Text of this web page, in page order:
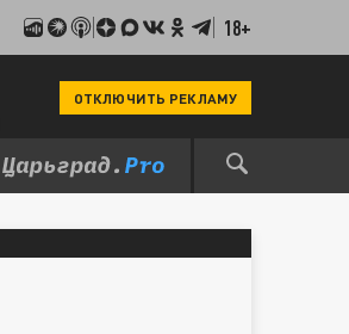
18+
ОТКЛЮЧИТЬ РЕКЛАМУ